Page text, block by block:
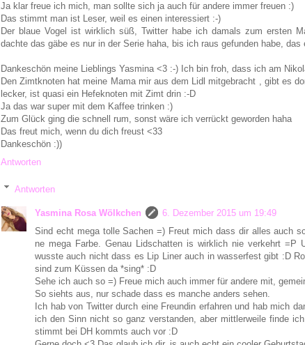
Ja klar freue ich mich, man sollte sich ja auch für andere immer freuen :)
Das stimmt man ist Leser, weil es einen interessiert :-)
Der blaue Vogel ist wirklich süß, Twitter habe ich damals zum ersten
dachte das gäbe es nur in der Serie haha, bis ich raus gefunden habe,
Dankeschön meine Lieblings Yasmina <3 :-) Ich bin froh, dass ich am
Den Zimtknoten hat meine Mama mir aus dem Lidl mitgebracht , gibt es
lecker, ist quasi ein Hefeknoten mit Zimt drin :-D
Ja das war super mit dem Kaffee trinken :)
Zum Glück ging die schnell rum, sonst wäre ich verrückt geworden haha
Das freut mich, wenn du dich freust <33
Dankeschön :))
Antworten
Antworten
Yasmina Rosa Wölkchen
6. Dezember 2015 um 19:49
Sind echt mega tolle Sachen =) Freut mich dass dir alles auch
ne mega Farbe. Genau Lidschatten is wirklich nie verkehrt
wusste auch nicht dass es Lip Liner auch in wasserfest gibt :D
sind zum Küssen da *sing* :D
Sehe ich auch so =) Freue mich auch immer für andere mit,
So siehts aus, nur schade dass es manche anders sehen.
Ich hab von Twitter durch eine Freundin erfahren und hab mich
ich den Sinn nicht so ganz verstanden, aber mittlerweile finde
stimmt bei DH kommts auch vor :D